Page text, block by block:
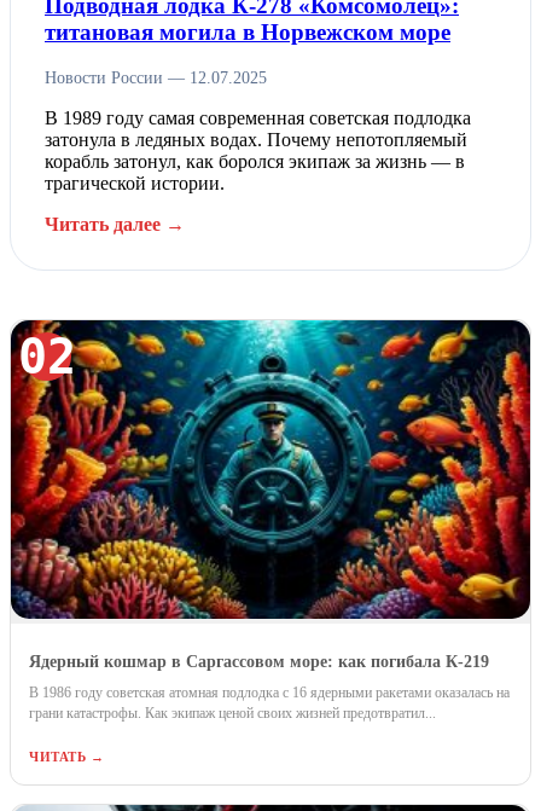
Подводная лодка К-278 «Комсомолец»:
титановая могила в Норвежском море
Новости России — 12.07.2025
В 1989 году самая современная советская подлодка
затонула в ледяных водах. Почему непотопляемый
корабль затонул, как боролся экипаж за жизнь — в
трагической истории.
Читать далее →
02
Ядерный кошмар в Саргассовом море: как погибала К-219
В 1986 году советская атомная подлодка с 16 ядерными ракетами оказалась на
грани катастрофы. Как экипаж ценой своих жизней предотвратил...
ЧИТАТЬ →